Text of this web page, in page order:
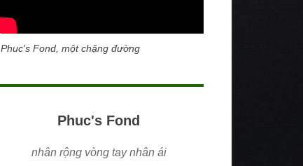
Phuc's Fond, một chặng đường
Phuc's Fond
nhân rộng vòng tay nhân ái